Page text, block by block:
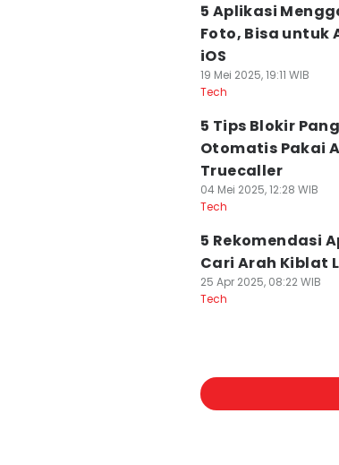
5 Aplikasi
Foto, Bisa untuk
iOS
19 Mei 2025, 19:11 WIB
Tech
5 Tips Blokir
Otomatis Pakai
Truecaller
04 Mei 2025, 12:28 WIB
Tech
5 Rekomendasi
Cari Arah Kiblat
25 Apr 2025, 08:22 WIB
Tech